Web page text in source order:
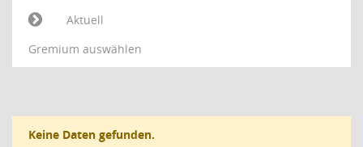
Aktuell
Gremium auswählen
Keine Daten gefunden.